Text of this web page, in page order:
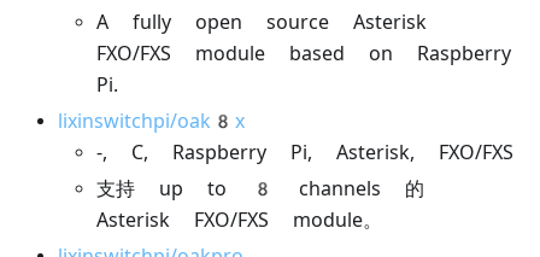
A fully open source Asterisk
FXO/FXS module based on Raspberry
Pi.
lixinswitchpi/oak8x
-, C, Raspberry Pi, Asterisk, FXO/FXS
支持 up to 8 channels 的
Asterisk FXO/FXS module。